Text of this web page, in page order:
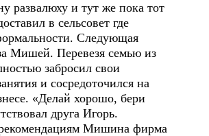
развалюху и тут же пока тот
в сельсовет где
Следующая
Мишей. Перевезя семью из
забросил свои
и сосредоточился на
«Делай хорошо, бери
друга Игорь.
рекомендациям Мишина фирма